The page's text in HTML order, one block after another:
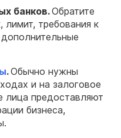
банков.Обратите
лимит, требования к
.Обычно нужны
и на залоговое
лица предоставляют
бизнеса,